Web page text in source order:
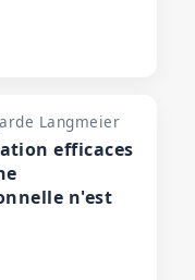
Langmeier
efficaces
n'est